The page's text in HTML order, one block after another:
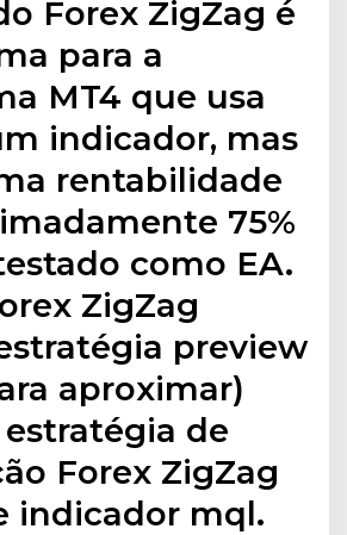
Forex ZigZag é
para a
MT4 que usa
indicador, mas
rentabilidade
75%
como EA.
ZigZag
preview
aproximar)
estratégia de
Forex ZigZag
indicador mql.